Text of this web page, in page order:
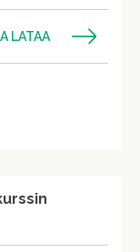
LATAA